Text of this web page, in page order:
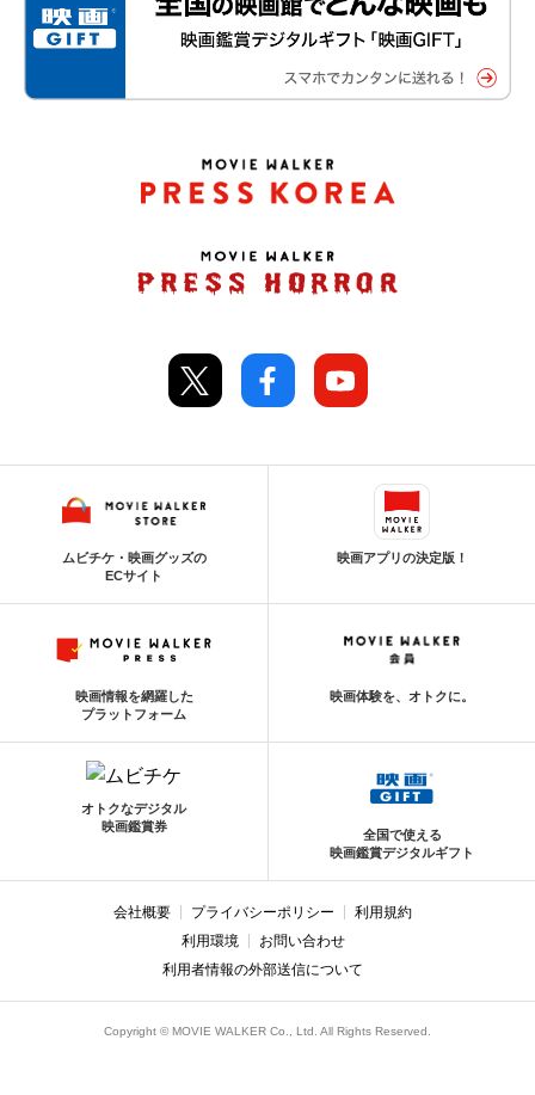
ムビチケ・映画グッズの
ECサイト
映画アプリの決定版！
映画情報を網羅した
プラットフォーム
映画体験を、オトクに。
オトクなデジタル
映画鑑賞券
全国で使える
映画鑑賞デジタルギフト
会社概要 プライバシーポリシー
利用規約
利用環境
お問い合わせ
利用者情報の外部送信について
Copyright © MOVIE WALKER Co., Ltd. All Rights Reserved.